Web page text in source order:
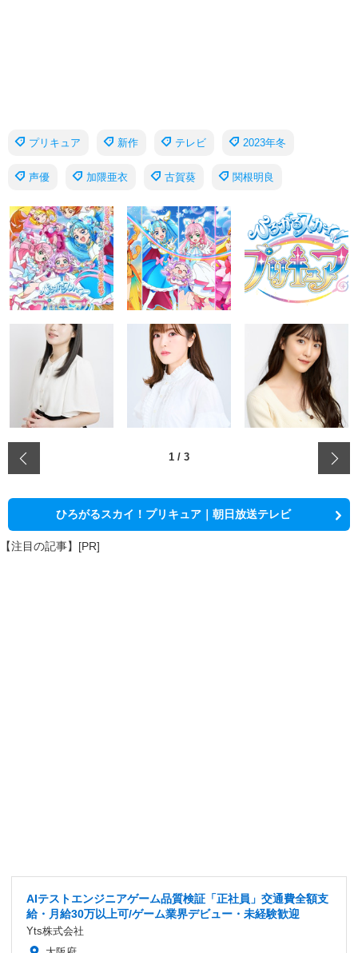
プリキュア 新作 テレビ 2023年冬
声優 加隈亜衣 古賀葵 関根明良
1 / 3
ひろがるスカイ！プリキュア｜朝日放送テレビ
【注目の記事】[PR]
AIテストエンジニアゲーム品質検証「正社員」交通費全額支
給・月給30万以上可/ゲーム業界デビュー・未経験歓迎
Yts株式会社